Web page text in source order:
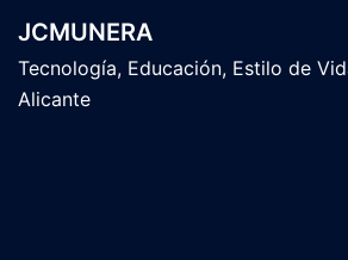
contenido
JCMUNERA
Tecnología, Educación, Estilo de
Alicante